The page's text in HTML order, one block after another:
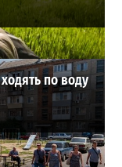
по воду